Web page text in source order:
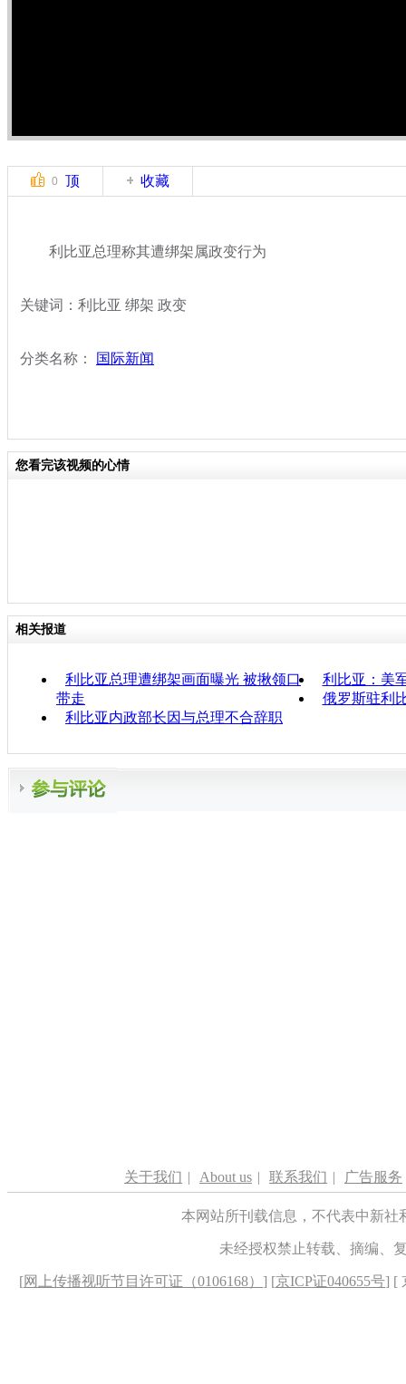
0 顶 收藏
利比亚总理称其遭绑架属政变行为
关键词：利比亚 绑架 政变
分类名称： 国际新闻
您看完该视频的心情
相关报道
利比亚总理遭绑架画面曝光 被揪领口
带走
利比亚：美
俄罗斯驻利
利比亚内政部长因与总理不合辞职
关于我们 | About us | 联系我们 | 广告服务
本网站所刊载信息，不代表中新
未经授权禁止转载、摘编、
[网上传播视听节目许可证（0106168） ] [京ICP证040655号] [